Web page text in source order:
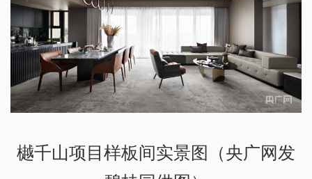
樾千山项目样板间实景图（央广网发